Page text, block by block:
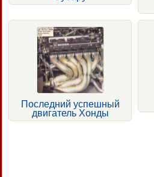
Последний успешный
двигатель Хонды